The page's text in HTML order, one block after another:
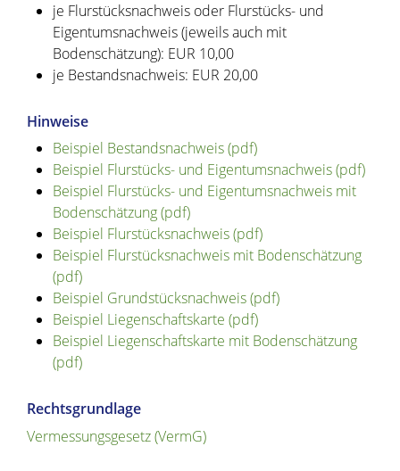
je Flurstücksnachweis oder Flurstücks- und
Eigentumsnachweis (jeweils auch mit
Bodenschätzung): EUR 10,00
je Bestandsnachweis: EUR 20,00
Hinweise
Beispiel Bestandsnachweis (pdf)
Beispiel Flurstücks- und Eigentumsnachweis (pdf)
Beispiel Flurstücks- und Eigentumsnachweis mit
Bodenschätzung (pdf)
Beispiel Flurstücksnachweis (pdf)
Beispiel Flurstücksnachweis mit Bodenschätzung
(pdf)
Beispiel Grundstücksnachweis (pdf)
Beispiel Liegenschaftskarte (pdf)
Beispiel Liegenschaftskarte mit Bodenschätzung
(pdf)
Rechtsgrundlage
Vermessungsgesetz (VermG)